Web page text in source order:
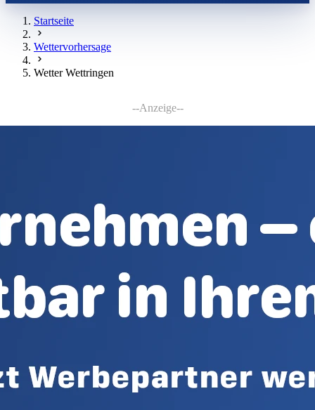
Startseite
Wettervorhersage
Wetter Wettringen
--Anzeige--